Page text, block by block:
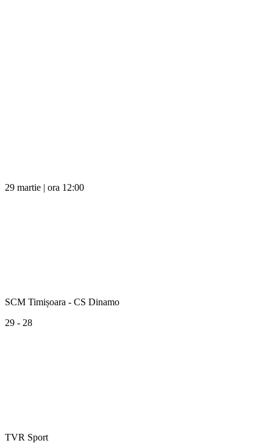
29 martie | ora 12:00
SCM Timișoara - CS Dinamo
29 - 28
TVR Sport